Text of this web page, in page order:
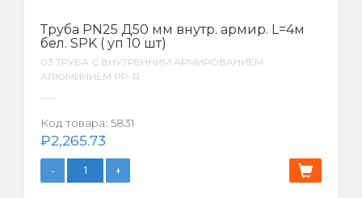
Труба PN25 Д50 мм внутр. армир. L=4м
бел. SPK ( уп 10 шт)
03.ТРУБА С ВНУТРЕННИМ АРМИРОВАНИЕМ
АЛЮМИНИЕМ PP-R
Код товара: 5831
₽2,265.73